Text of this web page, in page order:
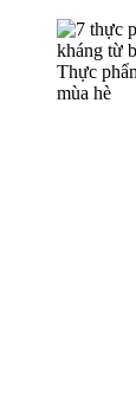
Thực
mùa hè